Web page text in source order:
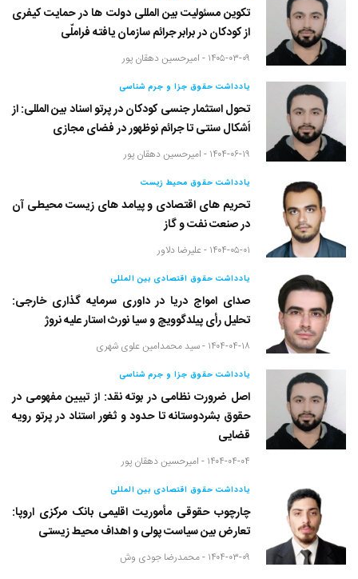
تکوین مسئولیت بین المللی دولت ها در حمایت کیفری
از کودکان در برابر جرائم سازمان یافته فراملّی
۱۴۰۵-۰۳-۰۹ - امیرحسین دهقان پور
یادداشت حقوق جزا و جرم شناسی
تحول استثمار جنسی کودکان در پرتو اسناد بین المللی: از
اَشکال سنتی تا جرائم نوظهور در فضای مجازی
۱۴۰۴-۰۶-۱۹ - امیرحسین دهقان پور
یادداشت حقوق محیط زیست
تحریم های اقتصادی و پیامد های زیست محیطی آن
در صنعت نفت و گاز
۱۴۰۴-۰۵-۰۱ - علیرضا دلاور
یادداشت حقوق اقتصادی بین المللی
صدای امواج دریا در داوری سرمایه گذاری خارجی:
تحلیل رأی پیلدگوویچ و سیا نورث استار علیه نروژ
۱۴۰۴-۰۴-۱۸ - سید محمدامین علوی شهری
یادداشت حقوق جزا و جرم شناسی
اصل ضرورت نظامی در بوته نقد: از تبیین مفهومی در
حقوق بشردوستانه تا حدود و ثغور استناد در پرتو رویه
قضایی
۱۴۰۴-۰۴-۰۴ - امیرحسین دهقان پور
یادداشت حقوق اقتصادی بین المللی
چارچوب حقوقی مأموریت اقلیمی بانک مرکزی اروپا:
تعارض بین سیاست پولی و اهداف محیط زیستی
۱۴۰۴-۰۳-۰۹ - محمدرضا جودی وش